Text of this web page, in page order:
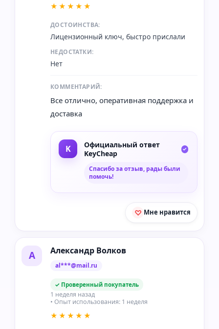
★★★★★
ДОСТОИНСТВА:
Лицензионный ключ, быстро прислали
НЕДОСТАТКИ:
Нет
КОММЕНТАРИЙ:
Все отлично, оперативная поддержка и
доставка
Официальный ответ
KeyCheap
Спасибо за отзыв, рады были
помочь!
Мне нравится
А Александр Волков
al***@mail.ru
✓ Проверенный покупатель
1 неделя назад
• Опыт использования: 1 неделя
★★★★★